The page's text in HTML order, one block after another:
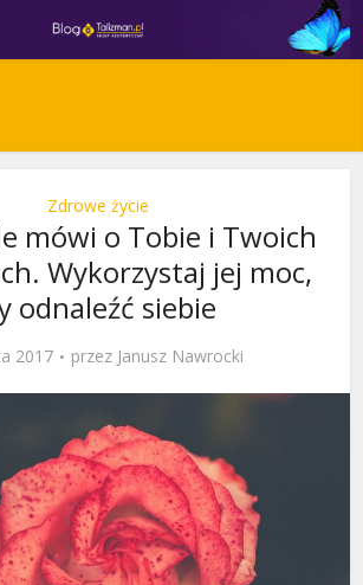
Zdrowe życie
mówi o Tobie i Twoich
Wykorzystaj jej moc,
odnaleźć siebie
2017 przez Janusz Nawrocki